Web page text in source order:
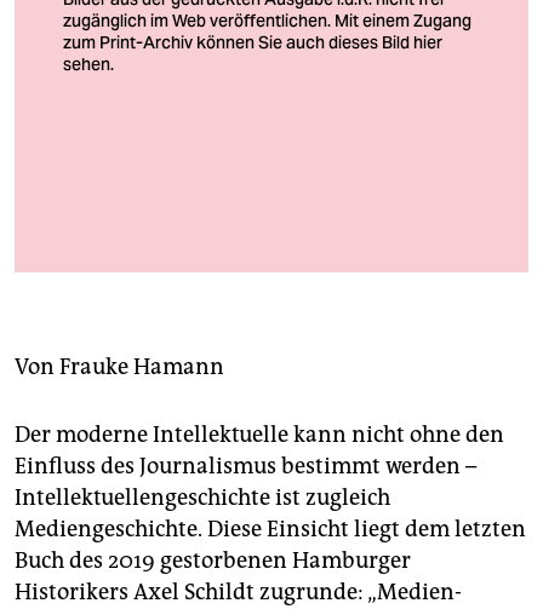
nord
unterstützen
abo
genossenschaft
epaper login
Von Frauke Hamann
Der moderne Intellektuelle kann nicht ohne den
Einfluss des Journalismus bestimmt werden –
Intellektuellengeschichte ist zugleich
Mediengeschichte. Diese Einsicht liegt dem letzten
Buch des 2019 gestorbenen Hamburger
Historikers Axel Schildt zugrunde: „Medien-